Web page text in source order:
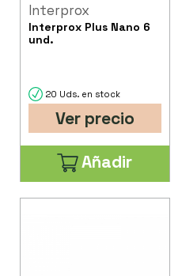
Interprox
Interprox Plus Nano 6
und.
20 Uds. en stock
Ver precio
Añadir